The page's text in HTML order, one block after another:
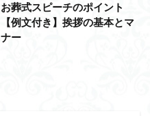
お葬式スピーチのポイント
【例文付き】挨拶の基本とマ
ナー